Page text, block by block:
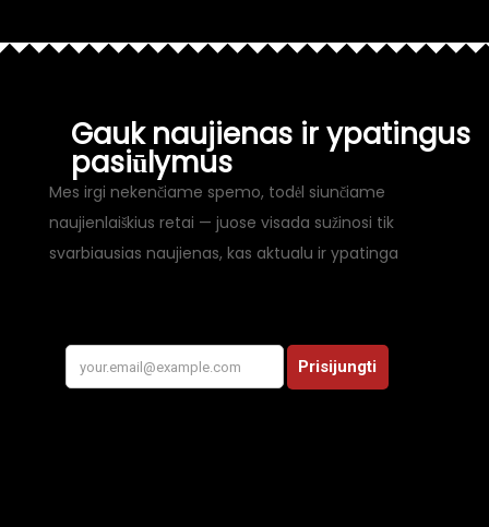
Gauk naujienas ir ypatingus
pasiūlymus
Mes irgi nekenčiame spemo, todėl siunčiame
naujienlaiškius retai — juose visada sužinosi tik
svarbiausias naujienas, kas aktualu ir ypatinga